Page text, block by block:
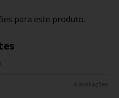
para este produto.
0 avaliações